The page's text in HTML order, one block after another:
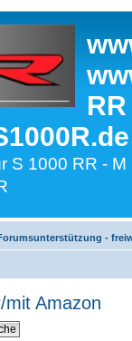
S 1000 RR -
-
Amazon